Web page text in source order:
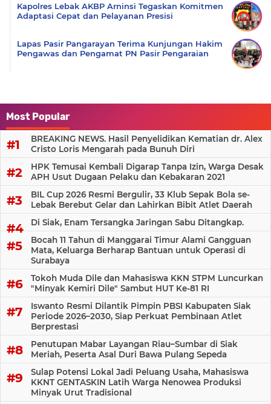
Kapolres Lebak AKBP Arninsi Tegaskan Komitmen
Adaptasi Cepat dan Pelayanan Presisi
Lapas Pasir Pangarayan Terima Kunjungan Hakim
Pengawas dan Pengamat PN Pasir Pengaraian
Most Popular
BREAKING NEWS. Hasil Penyelidikan Kematian dr. Alex
Cristo Loris Mengarah pada Bunuh Diri
HPK Temusai Kembali Digarap Tanpa Izin, Warga Desak
APH Usut Dugaan Pelaku dan Kebakaran 2021
BIL Cup 2026 Resmi Bergulir, 33 Klub Sepak Bola se-
Lebak Berebut Gelar dan Lahirkan Bibit Atlet Daerah
Di Siak, Enam Tersangka Jaringan Sabu Ditangkap.
Bocah 11 Tahun di Manggarai Timur Alami Gangguan
Mata, Keluarga Berharap Bantuan untuk Operasi di
Surabaya
Tokoh Muda Dile dan Mahasiswa KKN STPM Luncurkan
"Minyak Kemiri Dile" Sambut HUT Ke-81 RI
Iswanto Resmi Dilantik Pimpin PBSI Kabupaten Siak
Periode 2026–2030, Siap Perkuat Pembinaan Atlet
Berprestasi
Penutupan Mabar Layangan Riau–Sumbar di Siak
Meriah, Peserta Asal Duri Bawa Pulang Sepeda
Sulap Potensi Lokal Jadi Peluang Usaha, Mahasiswa
KKNT GENTASKIN Latih Warga Nenowea Produksi
Minyak Urut Tradisional